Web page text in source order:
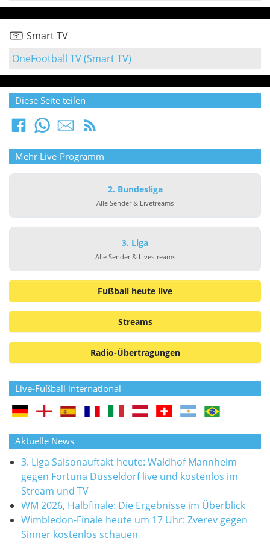
Smart TV
OneFootball TV (Smart TV)
Diese Seite teilen
Mehr Live-Programm
2. Bundesliga
Alle Sender & Livetreams
3. Liga
Alle Sender & Livestreams
Fußball heute live
Streams
Radio-Übertragungen
Live-Fußball international
Aktuelle News
3. Liga Saisonauftakt heute: Waldhof Mannheim
gegen Fortuna Düsseldorf live und kostenlos im
Stream und TV
WM 2026, Halbfinale: Die Ergebnisse im Überblick
Wimbledon-Finale heute um 17 Uhr: Zverev gegen
Sinner kostenlos schauen